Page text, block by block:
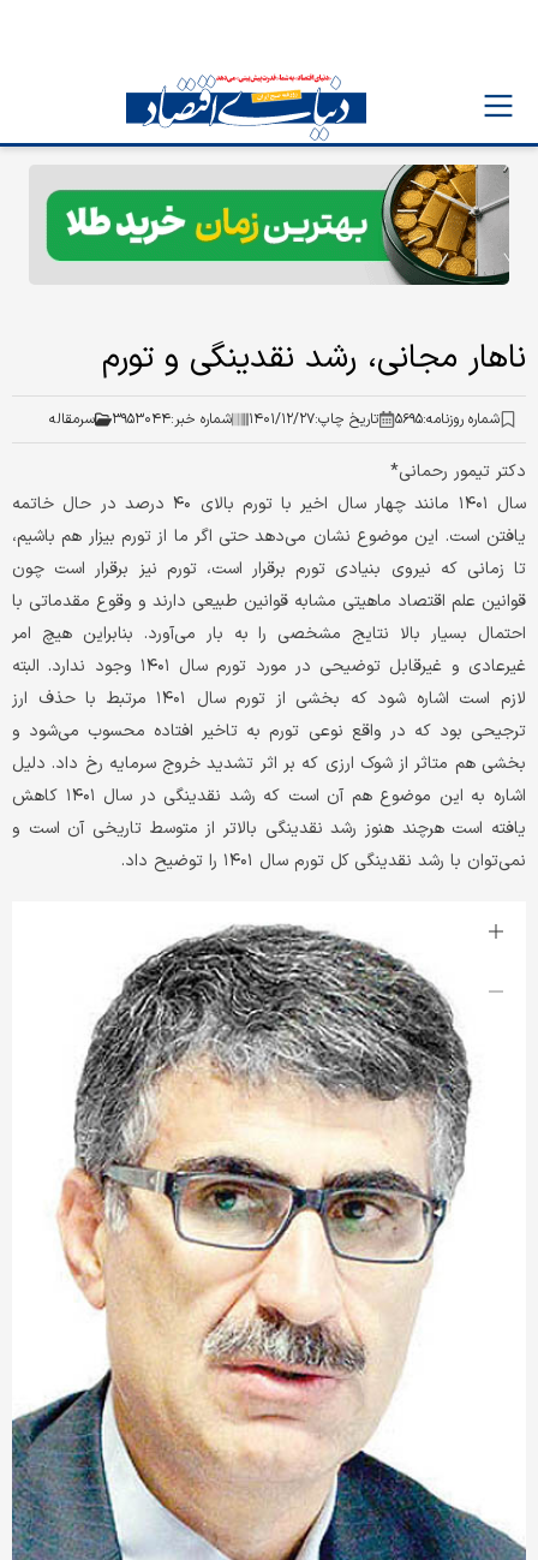
ناهار مجانی، رشد نقدینگی و تورم
شماره روزنامه:۵۶۹۵ تاریخ چاپ:۱۴۰۱/۱۲/۲۷ شماره خبر:۳۹۵۳۰۴۴ سرمقاله
دکتر تیمور رحمانی*
سال ۱۴۰۱ ‌‌مانند چهار سال اخیر با تورم بالای ۴۰ درصد در حال خاتمه
یافتن است. این موضوع نشان می‌دهد حتی اگر ما از تورم بیزار هم باشیم،
تا زمانی که نیروی بنیادی تورم برقرار است، تورم نیز برقرار است چون
قوانین علم اقتصاد ماهیتی مشابه قوانین طبیعی دارند و وقوع مقدماتی با
احتمال بسیار بالا نتایج مشخصی را به بار می‌‌آورد. بنابراین هیچ امر
غیرعادی و غیرقابل توضیحی در مورد تورم سال ۱۴۰۱ وجود ندارد. البته
لازم است اشاره شود که بخشی از تورم سال ۱۴۰۱ مرتبط با حذف ارز
ترجیحی بود که در واقع نوعی تورم به تاخیر افتاده محسوب می‌شود و
بخشی هم متاثر از شوک ارزی که بر اثر تشدید خروج سرمایه رخ داد. دلیل
اشاره به این موضوع هم آن است که رشد نقدینگی در سال ۱۴۰۱ کاهش
یافته است هرچند هنوز رشد نقدینگی بالاتر از متوسط تاریخی آن است و
نمی‌توان با رشد نقدینگی کل تورم سال ۱۴۰۱ را توضیح داد.